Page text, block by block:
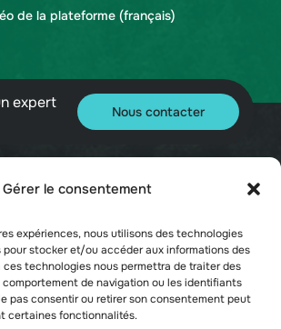
Gérer le consentement
expériences, nous utilisons des technologies
stocker et/ou accéder aux informations des
ces technologies nous permettra de traiter des
de navigation ou les identifiants
pas consentir ou retirer son consentement peut
certaines fonctionnalités.
de la plateforme (français)
expert Nous contacter
droits réservés.
Conditions d'utilisation